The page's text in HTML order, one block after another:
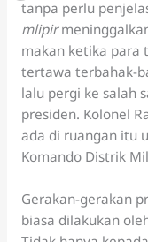
tanpa perlu
mlipir
makan ketika para
tertawa terbahak-
lalu pergi ke salah
presiden. Kolonel
ada di ruangan itu
Komando Distrik
Gerakan-gerakan
biasa dilakukan